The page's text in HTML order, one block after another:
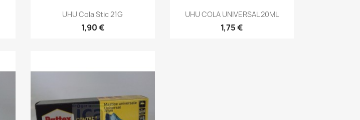
UHU Cola Stic 21G
1,90 €
Vista rápida UHU COLA UNIVERSAL 20ML
1,75 €
Vista rápida